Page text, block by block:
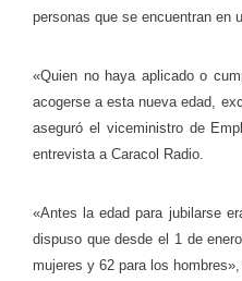
personas que se encuentran en
«Quien no haya aplicado o
acogerse a esta nueva edad,
aseguró el viceministro de
entrevista a Caracol Radio.
«Antes la edad para jubilarse
dispuso que desde el 1 de
mujeres y 62 para los